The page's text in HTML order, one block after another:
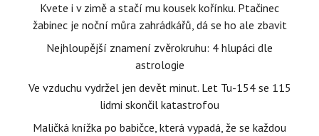
Kvete i v zimě a stačí mu kousek kořínku. Ptačinec
žabinec je noční můra zahrádkářů, dá se ho ale zbavit
Nejhloupější znamení zvěrokruhu: 4 hlupáci dle
astrologie
Ve vzduchu vydržel jen devět minut. Let Tu-154 se 115
lidmi skončil katastrofou
Maličká knížka po babičce, která vypadá, že se každou